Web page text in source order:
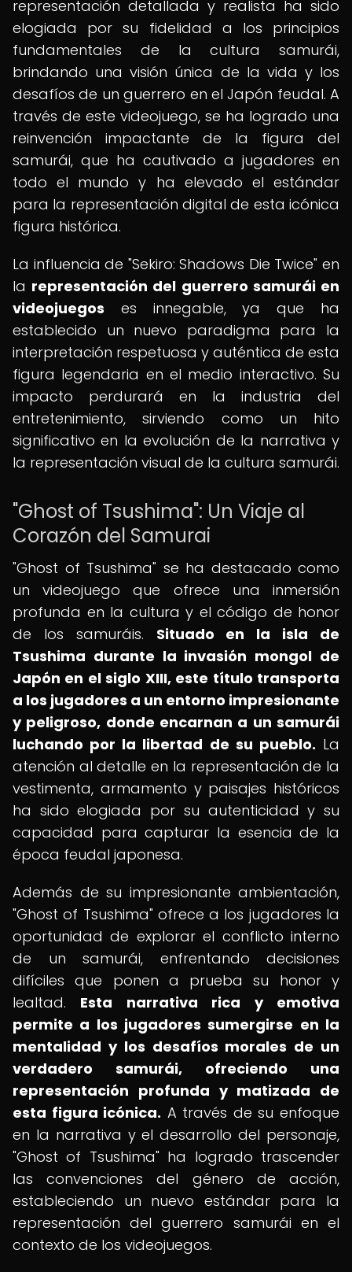
representación detallada y realista ha sido
elogiada por su fidelidad a los principios
fundamentales de la cultura samurái,
brindando una visión única de la vida y los
desafíos de un guerrero en el Japón feudal. A
través de este videojuego, se ha logrado una
reinvención impactante de la figura del
samurái, que ha cautivado a jugadores en
todo el mundo y ha elevado el estándar
para la representación digital de esta icónica
figura histórica.
La influencia de "Sekiro: Shadows Die Twice" en
la representación del guerrero samurái en
videojuegos es innegable, ya que ha
establecido un nuevo paradigma para la
interpretación respetuosa y auténtica de esta
figura legendaria en el medio interactivo. Su
impacto perdurará en la industria del
entretenimiento, sirviendo como un hito
significativo en la evolución de la narrativa y
la representación visual de la cultura samurái.
"Ghost of Tsushima": Un Viaje al
Corazón del Samurai
"Ghost of Tsushima" se ha destacado como
un videojuego que ofrece una inmersión
profunda en la cultura y el código de honor
de los samuráis. Situado en la isla de
Tsushima durante la invasión mongol de
Japón en el siglo XIII, este título transporta
a los jugadores a un entorno impresionante
y peligroso, donde encarnan a un samurái
luchando por la libertad de su pueblo. La
atención al detalle en la representación de la
vestimenta, armamento y paisajes históricos
ha sido elogiada por su autenticidad y su
capacidad para capturar la esencia de la
época feudal japonesa.
Además de su impresionante ambientación,
"Ghost of Tsushima" ofrece a los jugadores la
oportunidad de explorar el conflicto interno
de un samurái, enfrentando decisiones
difíciles que ponen a prueba su honor y
lealtad. Esta narrativa rica y emotiva
permite a los jugadores sumergirse en la
mentalidad y los desafíos morales de un
verdadero samurái, ofreciendo una
representación profunda y matizada de
esta figura icónica. A través de su enfoque
en la narrativa y el desarrollo del personaje,
"Ghost of Tsushima" ha logrado trascender
las convenciones del género de acción,
estableciendo un nuevo estándar para la
representación del guerrero samurái en el
contexto de los videojuegos.